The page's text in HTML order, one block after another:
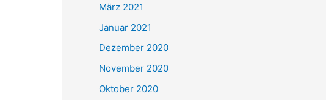
März 2021
Januar 2021
Dezember 2020
November 2020
Oktober 2020